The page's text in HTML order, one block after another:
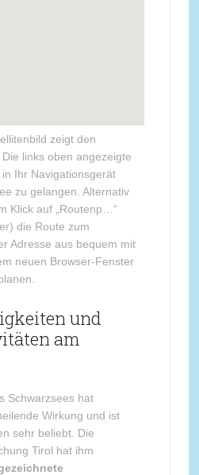
zeigt den
links oben angezeigte
Ihr Navigationsgerät
zu gelangen. Alternativ
Klick auf „Routenp…“
die Route zum
Adresse aus bequem mit
neuen Browser-Fenster
und
am
Schwarzsees hat
Wirkung und ist
sehr beliebt. Die
Tirol hat ihm